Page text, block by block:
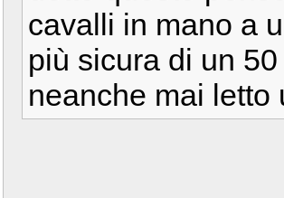
cavalli in mano a
più sicura di un
neanche mai letto